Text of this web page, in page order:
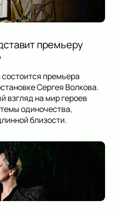
премьеру
премьера
Сергея Волкова.
взгляд на мир героев
одиночества,
близости.